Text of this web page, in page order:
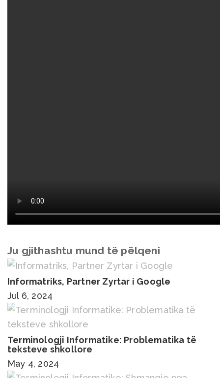
Ju gjithashtu mund të pëlqeni
Informatriks, Partner Zyrtar i Google
Jul 6, 2024
Terminologji Informatike: Problematika të
teksteve shkollore
May 4, 2024